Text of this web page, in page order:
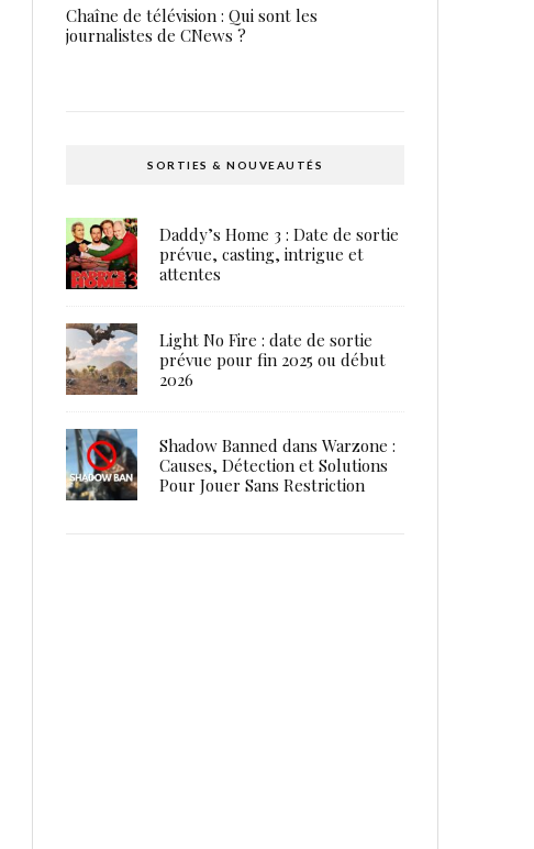
Chaîne de télévision : Qui sont les
journalistes de CNews ?
SORTIES & NOUVEAUTÉS
Daddy’s Home 3 : Date de sortie
prévue, casting, intrigue et
attentes
Light No Fire : date de sortie
prévue pour fin 2025 ou début
2026
Shadow Banned dans Warzone :
Causes, Détection et Solutions
Pour Jouer Sans Restriction